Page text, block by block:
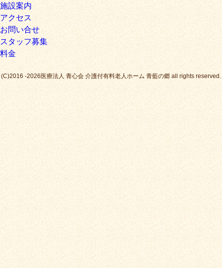
施設案内
アクセス
お問い合せ
スタッフ募集
料金
(C)2016 -2026医療法人 青心会 介護付有料老人ホーム 青藍の郷 all rights reserved.